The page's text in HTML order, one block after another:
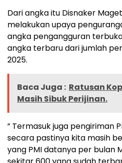
Dari angka itu Disnaker
melakukan upaya
angka pengangguran
angka terbaru dari jumlah
2025.
Baca Juga : Ratusan
Masih Sibuk Perijinan.
” Termasuk juga pengiriman
secara pastinya kita masih
yang PMI datanya per bulan